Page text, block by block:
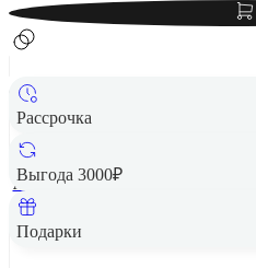
Рассрочка
Выгода 3000₽
Подарки
Apple iPhone 14 Pro Max